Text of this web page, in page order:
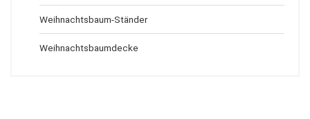
Weihnachtsbaum-Ständer
Weihnachtsbaumdecke